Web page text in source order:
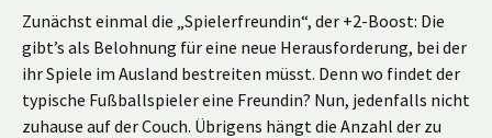
Zunächst einmal die „Spielerfreundin“, der +2-Boost: Die
gibt’s als Belohnung für eine neue Herausforderung, bei der
ihr Spiele im Ausland bestreiten müsst. Denn wo findet der
typische Fußballspieler eine Freundin? Nun, jedenfalls nicht
zuhause auf der Couch. Übrigens hängt die Anzahl der zu